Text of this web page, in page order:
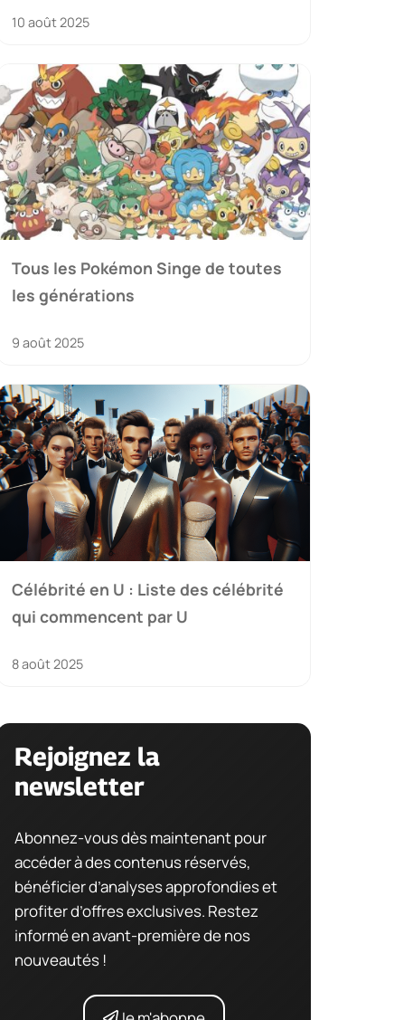
10 août 2025
Tous les Pokémon Singe de toutes
les générations
9 août 2025
Célébrité en U : Liste des célébrité
qui commencent par U
8 août 2025
Rejoignez la
newsletter
Abonnez-vous dès maintenant pour
accéder à des contenus réservés,
bénéficier d’analyses approfondies et
profiter d’offres exclusives. Restez
informé en avant-première de nos
nouveautés !